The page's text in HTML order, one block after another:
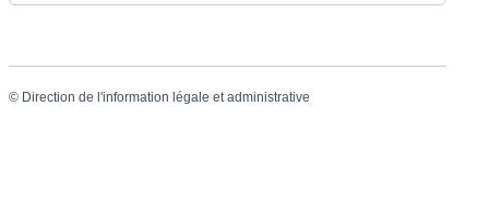
© Direction de l'information légale et administrative